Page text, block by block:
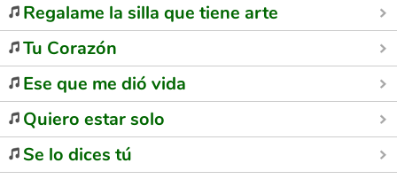
Regalame la silla que tiene arte
Tu Corazón
Ese que me dió vida
Quiero estar solo
Se lo dices tú